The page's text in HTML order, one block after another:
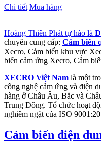
Chi tiết Mua hàng
Hoàng Thiên Phát tự hào là
chuyên cung cấp: Cảm biến
Xecro, Cảm biến khu vực
biến cảm ứng Xecro, Cảm
XECRO Việt Nam là một
công nghệ cảm ứng và điện
hàng ở Châu Âu, Bắc và
Trung Đông. Tổ chức hoạt
nghiêm ngặt của ISO
Cảm biến điện